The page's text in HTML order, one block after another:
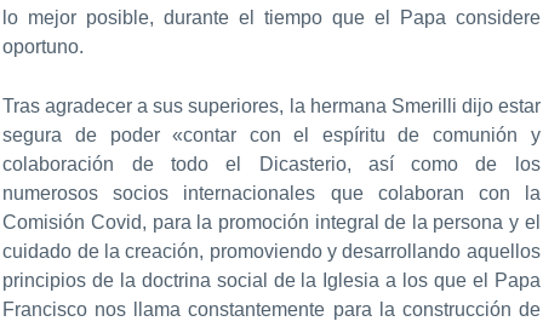
lo mejor posible, durante el tiempo que el Papa considere
oportuno.
Tras agradecer a sus superiores, la hermana Smerilli dijo estar
segura de poder «contar con el espíritu de comunión y
colaboración de todo el Dicasterio, así como de los
numerosos socios internacionales que colaboran con la
Comisión Covid, para la promoción integral de la persona y el
cuidado de la creación, promoviendo y desarrollando aquellos
principios de la doctrina social de la Iglesia a los que el Papa
Francisco nos llama constantemente para la construcción de